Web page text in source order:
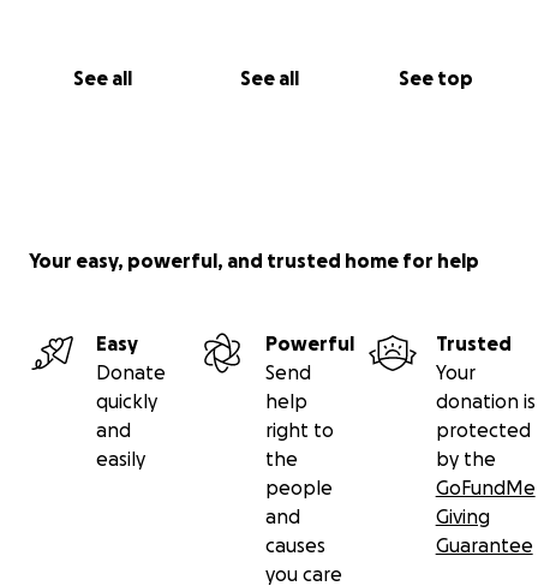
See all See all See top
Your easy, powerful, and trusted home for help
Easy
Donate
quickly
and
easily
Powerful
Send
help
right to
the
people
and
causes
you care
Trusted
Your
donation is
protected
by the
GoFundMe
Giving
Guarantee